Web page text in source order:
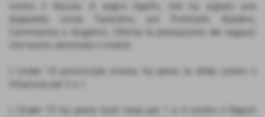
contro il Savoia. A segno Agrillo, che ha siglato una
doppietta come Tarantino, poi Ponticelli, Baldino,
Cammarota e Angelino. Ottima la prestazione dei ragazzi
che hanno dominato il match.
L´Under 14 provinciale invece, ha perso la sfida contro il
Villaricca per 2 a 1.
L´Under 15 ha perso fuori casa per 1 a 0 contro il Napoli